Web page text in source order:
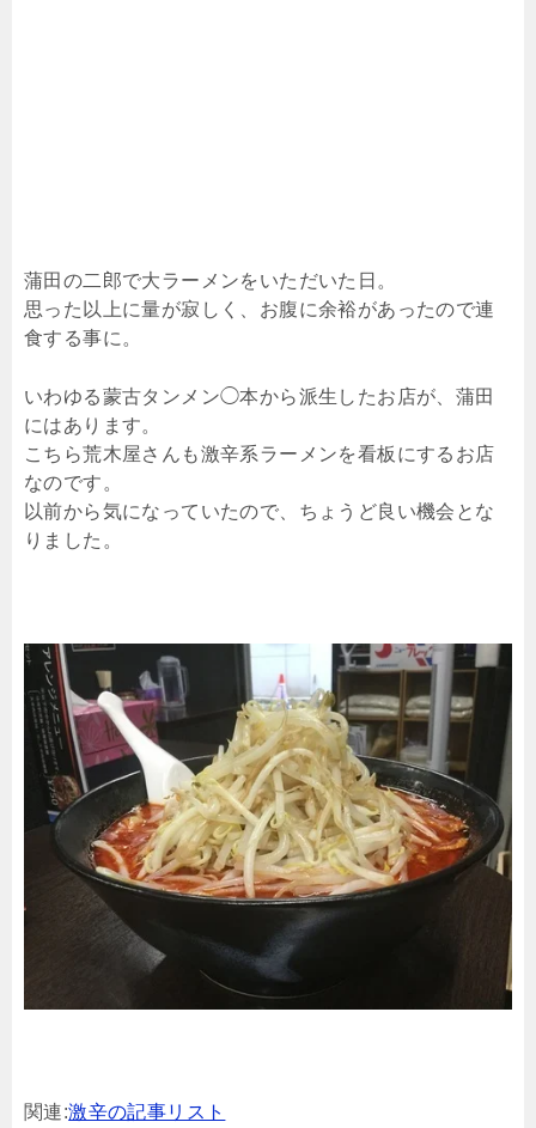
蒲田の二郎で大ラーメンをいただいた日。
思った以上に量が寂しく、お腹に余裕があったので連
食する事に。
いわゆる蒙古タンメン◯本から派生したお店が、蒲田
にはあります。
こちら荒木屋さんも激辛系ラーメンを看板にするお店
なのです。
以前から気になっていたので、ちょうど良い機会とな
りました。
関連:激辛の記事リスト